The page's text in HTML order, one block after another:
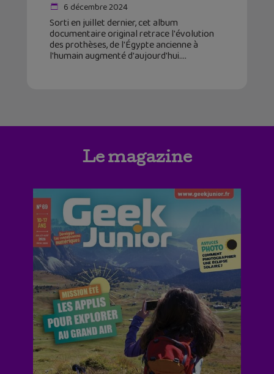
6 décembre 2024
Sorti en juillet dernier, cet album
documentaire original retrace l'évolution
des prothèses, de l'Égypte ancienne à
l'humain augmenté d'aujourd'hui.
Le magazine